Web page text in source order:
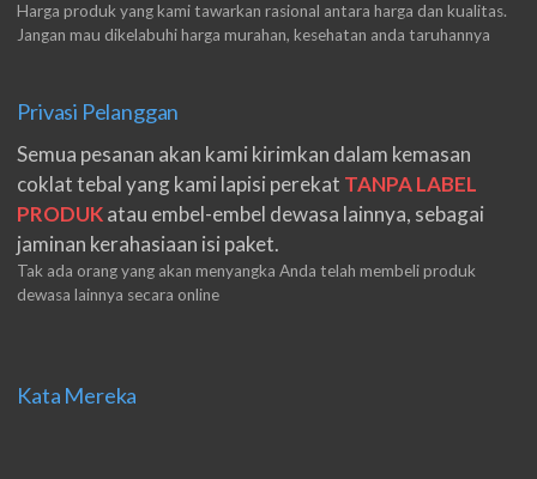
Harga produk yang kami tawarkan rasional antara harga dan kualitas.
Jangan mau dikelabuhi harga murahan, kesehatan anda taruhannya
Privasi Pelanggan
Semua pesanan akan kami kirimkan dalam kemasan
coklat tebal yang kami lapisi perekat TANPA LABEL
PRODUKatau embel-embel dewasa lainnya, sebagai
jaminan kerahasiaan isi paket.
Tak ada orang yang akan menyangka Anda telah membeli produk
dewasa lainnya secara online
Kata Mereka